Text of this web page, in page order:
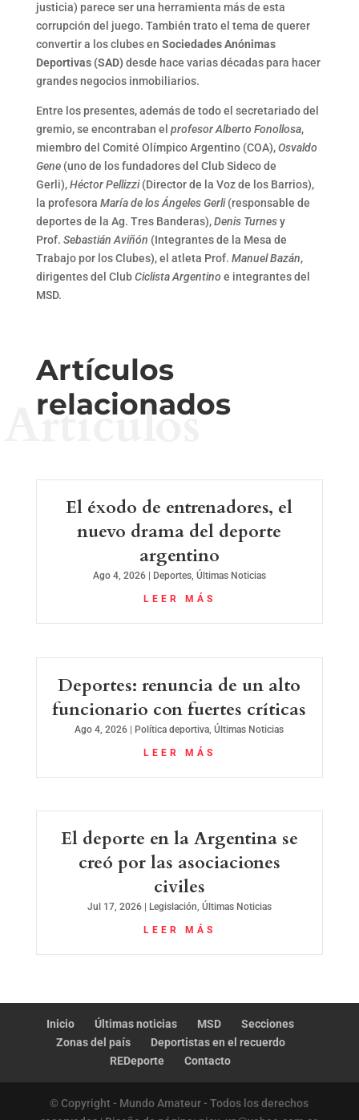
justicia) parece ser una herramienta más de esta
corrupción del juego. También trato el tema de querer
convertir a los clubes en Sociedades Anónimas
Deportivas (SAD) desde hace varias décadas para hacer
grandes negocios inmobiliarios.
Entre los presentes, además de todo el secretariado del
gremio, se encontraban el profesor Alberto Fonollosa,
miembro del Comité Olímpico Argentino (COA),Osvaldo
Gene(uno de los fundadores del Club Sideco de
Gerli),Héctor Pellizzi(Director de la Voz de los Barrios),
la profesora María de los Ángeles Gerli(responsable de
deportes de la Ag. Tres Banderas),Denis Turnesy
Prof. Sebastián Aviñón (Integrantes de la Mesa de
Trabajo por los Clubes), el atleta Prof. Manuel Bazán,
dirigentes del ClubCiclista Argentino e integrantes del
MSD.
Artículos
relacionados
Artículos
El éxodo de entrenadores, el
nuevo drama del deporte
argentino
Ago 4, 2026| Deportes, Últimas Noticias
LEER MÁS
Deportes: renuncia de un alto
funcionario con fuertes críticas
Ago 4, 2026 | Política deportiva ,Últimas Noticias
LEER MÁS
El deporte en la Argentina se
creó por las asociaciones
civiles
Jul 17, 2026| Legislación, Últimas Noticias
LEER MÁS
Inicio Últimas noticias MSD
Secciones
Zonas del país
Deportistas en el recuerdo
REDeporte
Contacto
© Copyright - Mundo Amateur - Todos los derechos